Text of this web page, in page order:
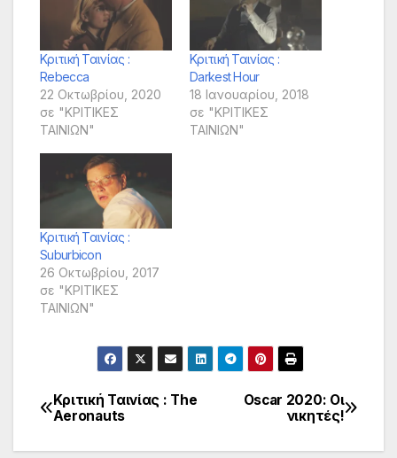
Κριτική Ταινίας :
Rebecca
22 Οκτωβρίου, 2020
σε "ΚΡΙΤΙΚΕΣ
ΤΑΙΝΙΩΝ"
Κριτική Ταινίας :
Darkest Hour
18 Ιανουαρίου, 2018
σε "ΚΡΙΤΙΚΕΣ
ΤΑΙΝΙΩΝ"
Κριτική Ταινίας :
Suburbicon
26 Οκτωβρίου, 2017
σε "ΚΡΙΤΙΚΕΣ
ΤΑΙΝΙΩΝ"
Πλοήγηση
άρθρων
Oscar 2020: Οι
νικητές!
Κριτική Ταινίας : The
Aeronauts